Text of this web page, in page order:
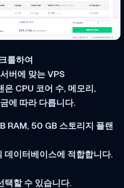
롤하여
버에 맞는 VPS
은 CPU 코어 수, 메모리,
에 따라 다릅니다.
RAM, 50 GB 스토리지 플랜
데이터베이스에 적합합니다.
택할 수 있습니다.